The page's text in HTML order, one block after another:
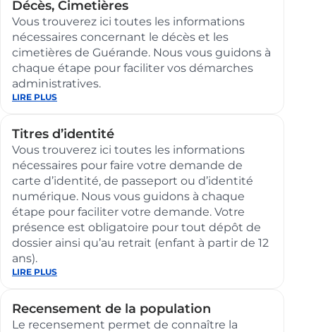
Décès, Cimetières
​​Vous trouverez ici toutes les informations
nécessaires concernant le décès et les
cimetières de Guérande. ​Nous vous guidons à
chaque étape pour faciliter vos démarches
administratives.
:LIRE PLUS
Titres d’identité
​​Vous trouverez ici toutes les informations
nécessaires pour faire votre demande de
carte d’identité, de passeport ou d’identité
numérique. Nous vous guidons à chaque
étape pour faciliter votre demande. Votre
présence est obligatoire pour tout dépôt de
dossier ainsi qu’au retrait (enfant à partir de 12
ans).
:LIRE PLUS
Recensement de la population
Le recensement permet de connaître la